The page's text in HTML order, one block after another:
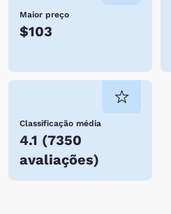
Maior preço
$103
Classificação média
4.1 (7350
avaliações)